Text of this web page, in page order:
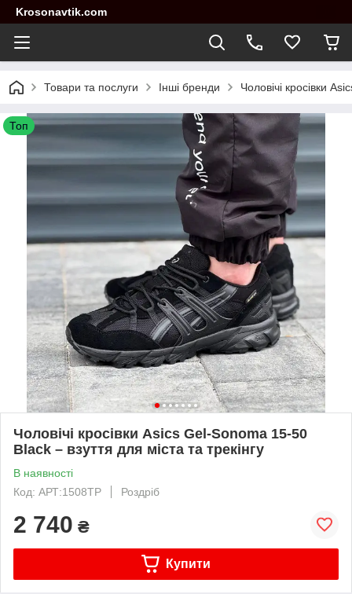
Krosonavtik.com
Товари та послуги Інші бренди Чоловічі кросівки
Топ
Чоловічі кросівки Asics Gel-Sonoma 15-50
Black – взуття для міста та трекінгу
В наявності
Код: АРТ:1508TP
Роздріб
2 740 ₴
Купити